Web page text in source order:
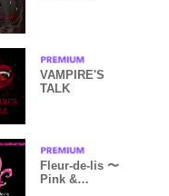
VAMPIRE'S
TALK
Fleur-de-lis 〜
Pink &